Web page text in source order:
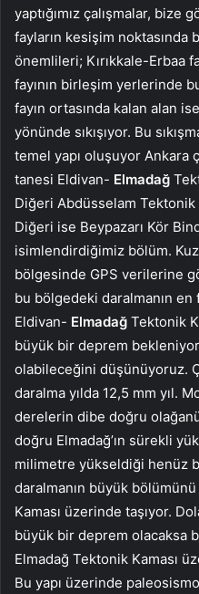
yaptığımız çalışmalar, bize
fayların kesişim noktasında
önemlileri; Kırıkkale-Erbaa
fayının birleşim yerlerinde
fayın ortasında kalan alan
yönünde sıkışıyor. Bu
temel yapı oluşuyor Ankara
tanesi Eldivan- Elmadağ
Diğeri Abdüsselam Tektonik
Diğeri ise Beypazarı Kör
isimlendirdiğimiz bölüm.
bölgesinde GPS verilerine
bu bölgedeki daralmanın en
Eldivan- Elmadağ Tektonik
büyük bir deprem
olabileceğini düşünüyoruz.
daralma yılda 12,5 mm yıl.
derelerin dibe doğru
doğru Elmadağ’ın sürekli
milimetre yükseldiği henüz
daralmanın büyük
Kaması üzerinde taşıyor.
büyük bir deprem olacaksa
Elmadağ Tektonik Kaması
Bu yapı üzerinde